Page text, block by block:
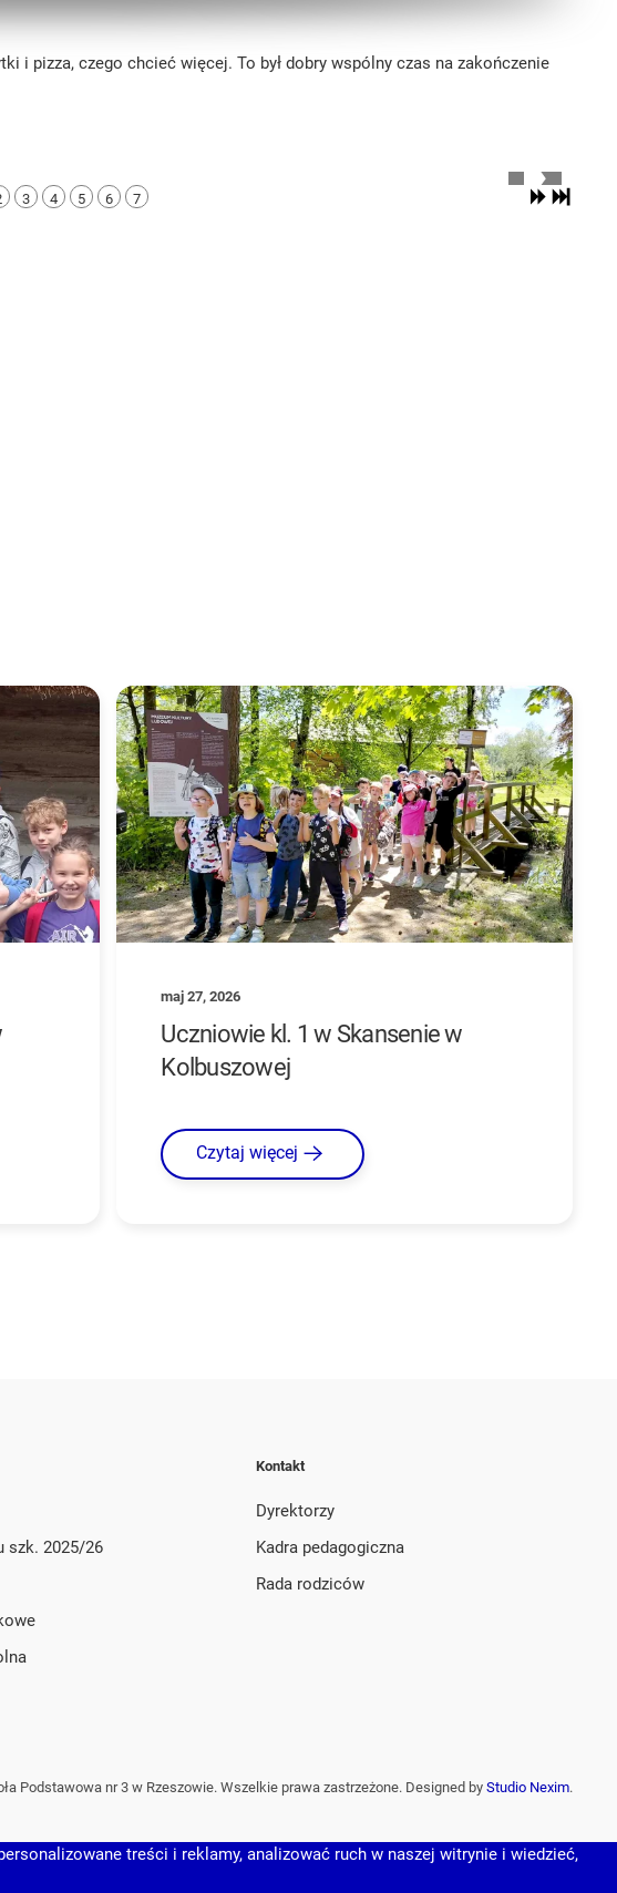
i pizza, czego chcieć więcej. To był dobry wspólny czas na zakończenie
3 4 5 6 7
maj 27, 2026
Uczniowie kl. 1 w Skansenie w
Kolbuszowej
Czytaj więcej
szk. 2025/26
Kontakt
Dyrektorzy
Kadra pedagogiczna
Rada rodziców
Podstawowa nr 3 w Rzeszowie. Wszelkie prawa zastrzeżone. Designed by Studio Nexim.
treści i reklamy, analizować ruch w naszej witrynie i wiedzieć,